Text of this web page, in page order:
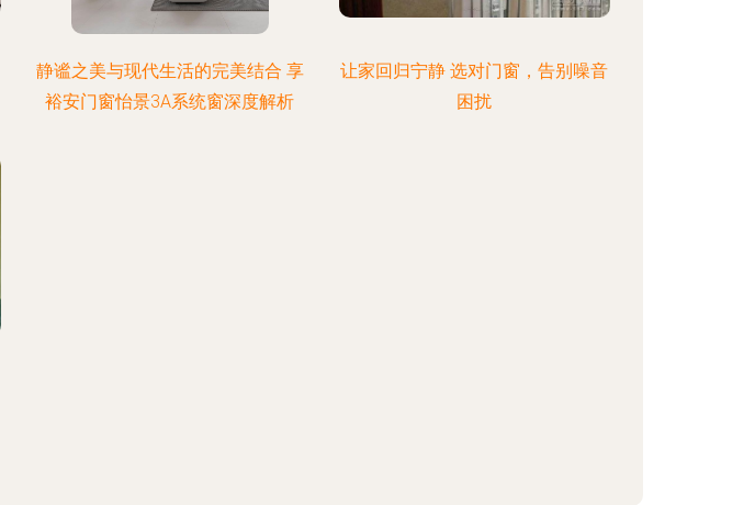
静谧之美与现代生活的完美结合 享
裕安门窗怡景3A系统窗深度解析
让家回归宁静 选对门窗，告别噪音
困扰